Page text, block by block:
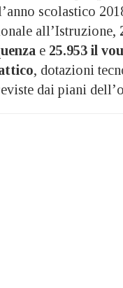
scolastico
all’Istruzione,
e 25.953 il
, dotazioni
dai piani